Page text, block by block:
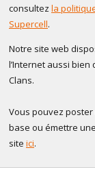
consultez la
Supercell.
Notre site web
l’Internet aussi bien
Clans.
Vous pouvez
base ou émettre
site ici.